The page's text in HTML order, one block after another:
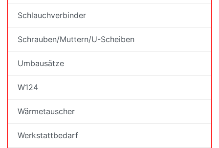
Schlauchverbinder
Schrauben/Muttern/U-Scheiben
Umbausätze
W124
Wärmetauscher
Werkstattbedarf